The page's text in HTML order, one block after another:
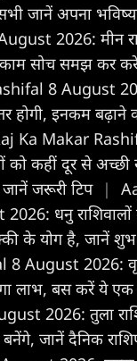
जानें अपना
2026: मीन
काम सोच समझ कर
8 August
होगी, इनकम बढ़ाने
Ka Makar
को कहीं दूर से
जरूरी टिप |
धनु राशिवालों
के योग है, जानें
August 2026:
लाभ, बस करें ये एक
2026: तुला
जानें दैनिक